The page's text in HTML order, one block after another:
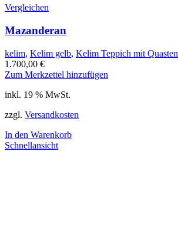
Vergleichen
Mazanderan
kelim, Kelim gelb, Kelim Teppich mit Quasten
1.700,00 €
Zum Merkzettel hinzufügen
inkl. 19 % MwSt.
zzgl. Versandkosten
In den Warenkorb
Schnellansicht